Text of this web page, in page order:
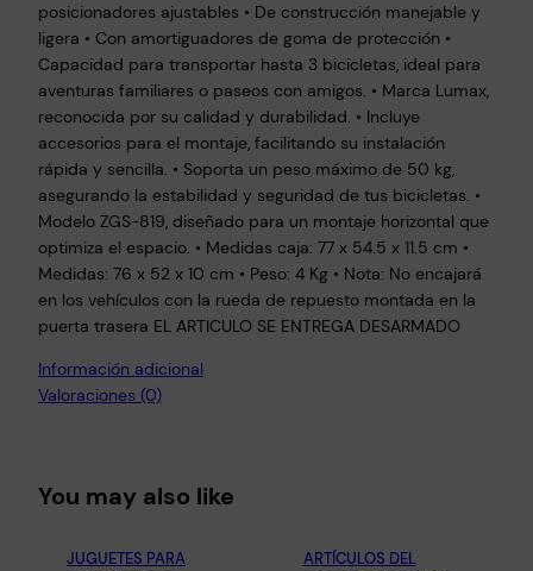
posicionadores ajustables • De construcción manejable y
ligera • Con amortiguadores de goma de protección •
Capacidad para transportar hasta 3 bicicletas, ideal para
aventuras familiares o paseos con amigos. • Marca Lumax,
reconocida por su calidad y durabilidad. • Incluye
accesorios para el montaje, facilitando su instalación
rápida y sencilla. • Soporta un peso máximo de 50 kg,
asegurando la estabilidad y seguridad de tus bicicletas. •
Modelo ZGS-819, diseñado para un montaje horizontal que
optimiza el espacio. • Medidas caja: 77 x 54.5 x 11.5 cm •
Medidas: 76 x 52 x 10 cm • Peso: 4 Kg • Nota: No encajará
en los vehículos con la rueda de repuesto montada en la
puerta trasera EL ARTICULO SE ENTREGA DESARMADO
Información adicional
Valoraciones (0)
You may also like
JUGUETES PARA
ARTÍCULOS DEL